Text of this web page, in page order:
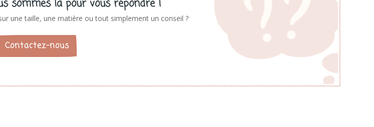
sommes là pour vous répondre !
une taille, une matière ou tout simplement un conseil ?
Contactez-nous